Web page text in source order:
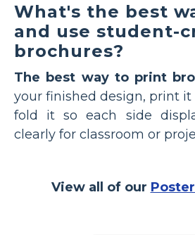
What's the best
and use student-
brochures?
The best way to print
your finished design, print
fold it so each side
clearly for classroom or
View all of our